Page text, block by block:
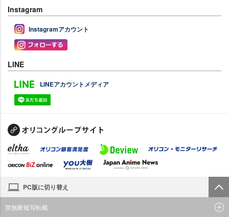
Instagram
Instagramアカウント
LINE
LINEアカウントメディア
PC版に切り替え
禁無断複写転載